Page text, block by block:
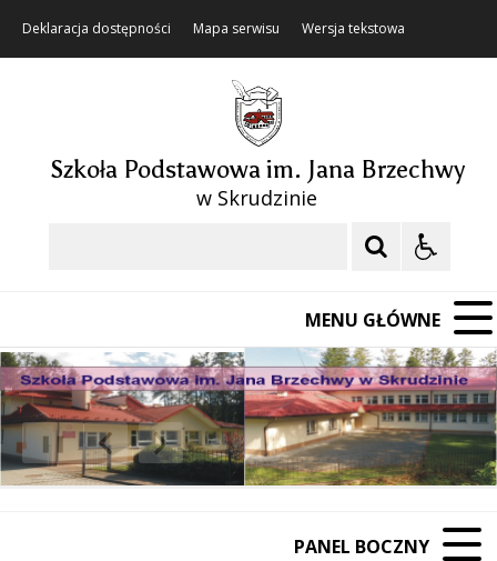
Deklaracja dostępności Mapa serwisu Wersja tekstowa
Szkoła Podstawowa im. Jana Brzechwy
w Skrudzinie
MENU GŁÓWNE
Poprzedni Element
Następny Element
❚❚
PANEL BOCZNY